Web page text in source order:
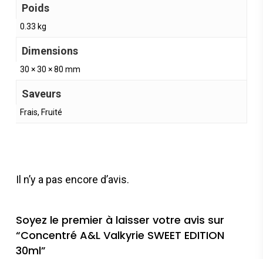
Poids
0.33 kg
Dimensions
30 × 30 × 80 mm
Saveurs
Frais, Fruité
Il n’y a pas encore d’avis.
Soyez le premier à laisser votre avis sur
“Concentré A&L Valkyrie SWEET EDITION
30ml”